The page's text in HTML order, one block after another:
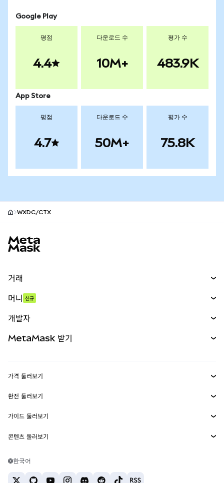
Google Play
평점
4.4
다운로드 수
10M+
평가 수
483.9K
App Store
평점
4.7
다운로드 수
50M+
평가 수
75.8K
WXDC/CTX
거래
무기한 선물
실물자산
머니 신규
개발자
MetaMask Connect
Snaps
웹3 서비스
MetaMask 받기
보안
고객 지원
채용
가격 둘러보기
이더리움 가격
솔라나 가격
테더 가격
환전 둘러보기
ETH를 USD로 환전
USDT를 INR로 환전
BTC를 INR로 환전
ETH를 USDT로 환전
가이드 둘러보기
ETH 매수
콘텐츠 둘러보기
솔라나 지갑
한국어